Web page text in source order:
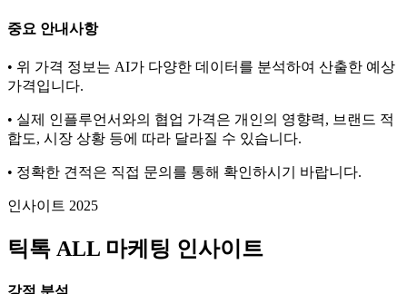
중요 안내사항
• 위 가격 정보는 AI가 다양한 데이터를 분석하여 산출한 예상
가격입니다.
• 실제 인플루언서와의 협업 가격은 개인의 영향력, 브랜드 적
합도, 시장 상황 등에 따라 달라질 수 있습니다.
• 정확한 견적은 직접 문의를 통해 확인하시기 바랍니다.
인사이트 2025
틱톡 ALL 마케팅 인사이트